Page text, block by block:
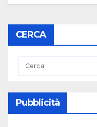
CERCA
Pubblicità